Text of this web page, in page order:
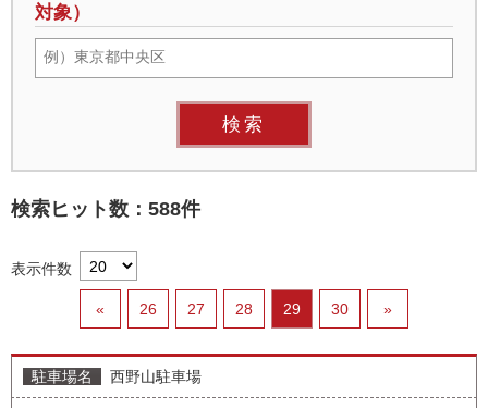
対象）
検索ヒット数：588件
表示件数
« 26 27 28 29 30 »
西野山駐車場